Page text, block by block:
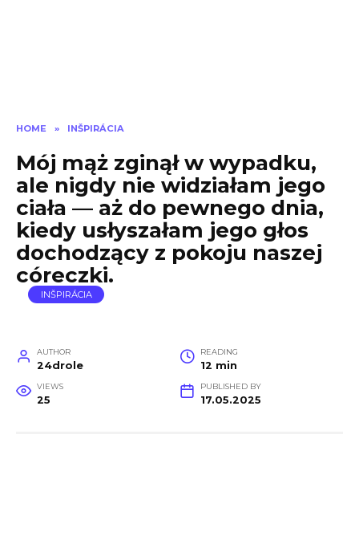
HOME » INŠPIRÁCIA
Mój mąż zginął w wypadku,
ale nigdy nie widziałam jego
ciała — aż do pewnego dnia,
kiedy usłyszałam jego głos
dochodzący z pokoju naszej
córeczki.
INŠPIRÁCIA
AUTHOR
24drole
READING
12 min
VIEWS
25
PUBLISHED BY
17.05.2025